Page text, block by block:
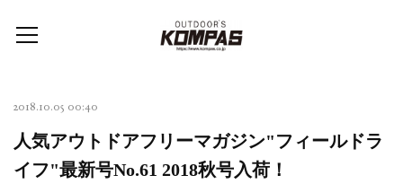
2018.10.05 00:40
人気アウトドアフリーマガジン"フィールドラ
イフ"最新号No.61 2018秋号入荷！